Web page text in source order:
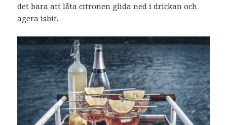
det bara att låta citronen glida ned i drickan och
agera isbit.